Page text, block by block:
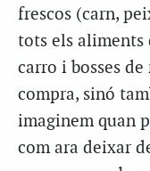
frescos (carn,
tots els aliments
carro i bosses
compra, sinó
imaginem quan
com ara deixar